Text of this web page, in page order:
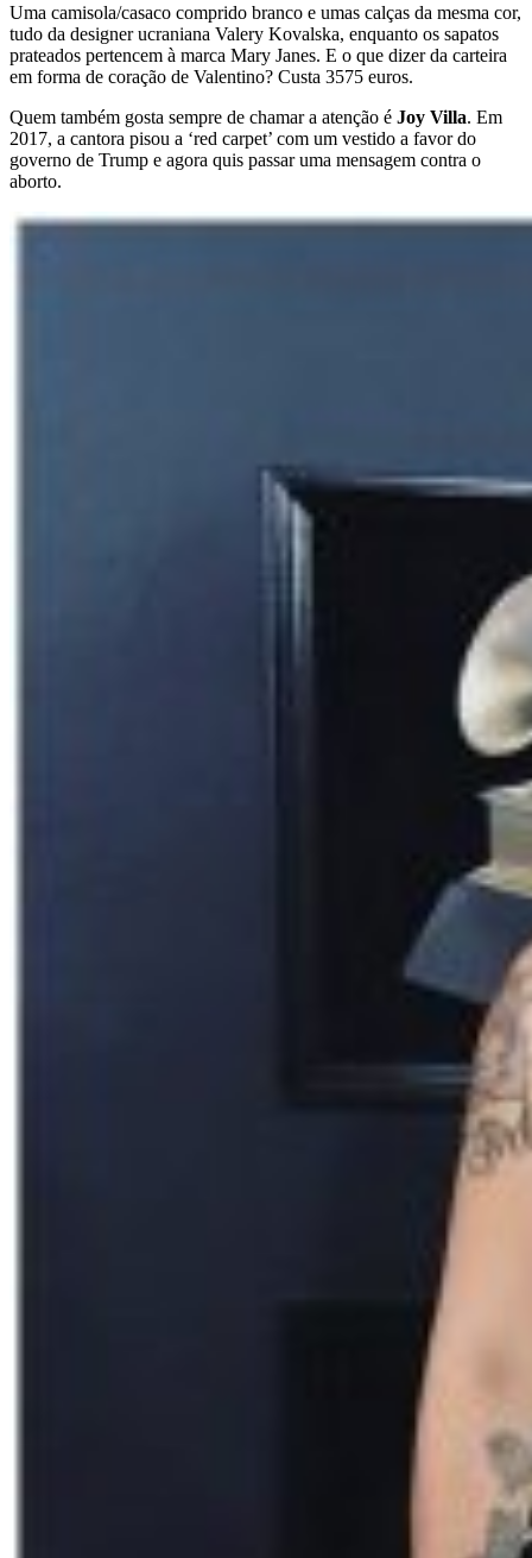
Uma camisola/casaco comprido branco e umas calças da mesma cor,
tudo da designer ucraniana Valery Kovalska, enquanto os sapatos
prateados pertencem à marca Mary Janes. E o que dizer da carteira
em forma de coração de Valentino? Custa 3575 euros.
Quem também gosta sempre de chamar a atenção é Joy Villa. Em
2017, a cantora pisou a ‘red carpet’ com um vestido a favor do
governo de Trump e agora quis passar uma mensagem contra o
aborto.